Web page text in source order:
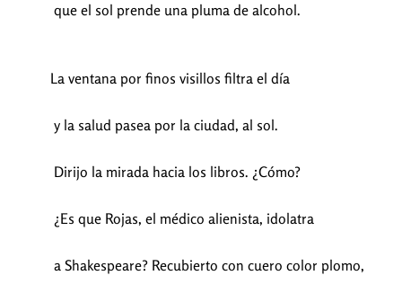
que el sol prende una pluma de alcohol.
La ventana por finos visillos filtra el día
y la salud pasea por la ciudad, al sol.
Dirijo la mirada hacia los libros. ¿Cómo?
¿Es que Rojas, el médico alienista, idolatra
a Shakespeare? Recubierto con cuero color plomo,